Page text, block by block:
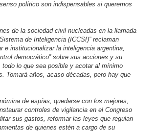
político son indispensables si queremos
de la sociedad civil nucleadas en la llamada
de Inteligencia (ICCSI)” reclaman
e institucionalizar la inteligencia argentina,
democrático” sobre sus acciones y su
lo que sea posible y acotar al mínimo
Tomará años, acaso décadas, pero hay que
de espías, quedarse con los mejores,
controles de vigilancia en el Congreso
sus gastos, reformar las leyes que regulan
de quienes estén a cargo de su